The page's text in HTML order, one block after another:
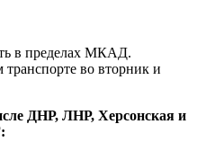
в пределах МКАД.
транспорте во вторник и
ДНР, ЛНР, Херсонская и